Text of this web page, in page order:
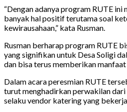
“Dengan adanya program RUTE
banyak hal positif terutama soal
kewirausahaan,” kata Rusman.
Rusman berharap program RUTE
yang signifikan untuk Desa Soligi
dan bisa terus memberikan
Dalam acara peresmian RUTE
turut menghadirkan perwakilan dari
selaku vendor katering yang bekerja